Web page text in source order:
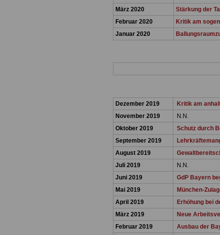
März 2020
Stärkung der
Februar 2020
Kritik am
Januar 2020
Dezember 2019
Kritik am
November 2019
N.N.
Oktober 2019
Schutz durch
September 2019
August 2019
Juli 2019
N.N.
Juni 2019
GdP Bayern
Mai 2019
München-
April 2019
Erhöhung bei
März 2019
Neue
Februar 2019
Ausbau der